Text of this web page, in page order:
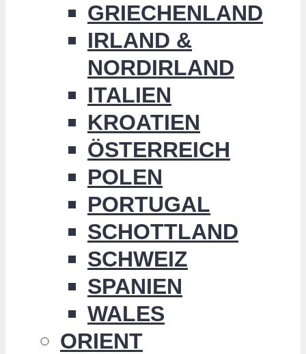
GRIECHENLAND
IRLAND &
NORDIRLAND
ITALIEN
KROATIEN
ÖSTERREICH
POLEN
PORTUGAL
SCHOTTLAND
SCHWEIZ
SPANIEN
WALES
ORIENT